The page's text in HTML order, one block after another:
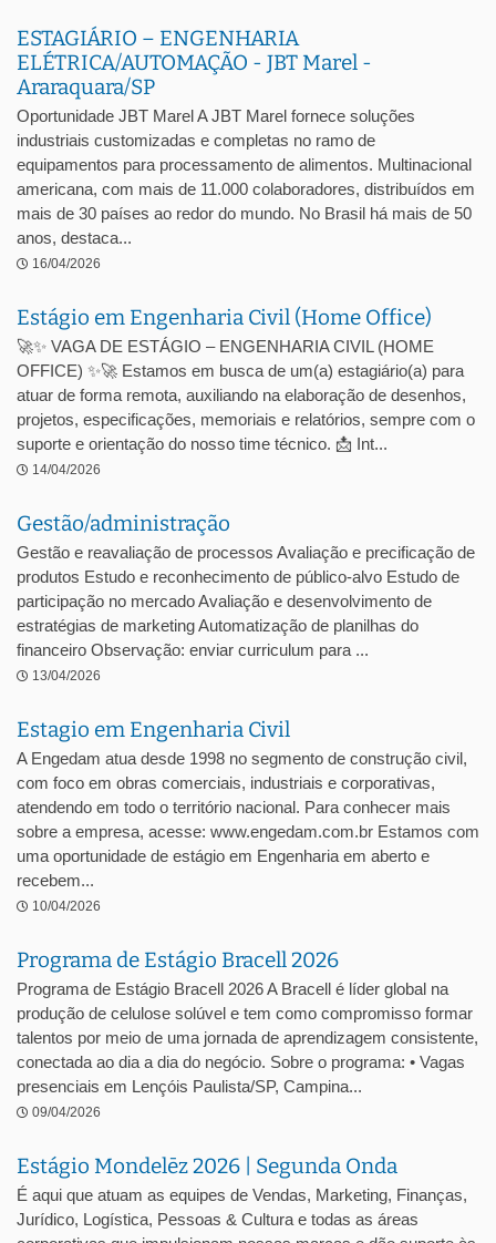
ESTAGIÁRIO – ENGENHARIA
ELÉTRICA/AUTOMAÇÃO - JBT Marel -
Araraquara/SP
Oportunidade JBT Marel A JBT Marel fornece soluções
industriais customizadas e completas no ramo de
equipamentos para processamento de alimentos. Multinacional
americana, com mais de 11.000 colaboradores, distribuídos em
mais de 30 países ao redor do mundo. No Brasil há mais de 50
anos, destaca...
16/04/2026
Estágio em Engenharia Civil (Home Office)
🚀✨ VAGA DE ESTÁGIO – ENGENHARIA CIVIL (HOME
OFFICE) ✨🚀 Estamos em busca de um(a) estagiário(a) para
atuar de forma remota, auxiliando na elaboração de desenhos,
projetos, especificações, memoriais e relatórios, sempre com o
suporte e orientação do nosso time técnico. 📩 Int...
14/04/2026
Gestão/administração
Gestão e reavaliação de processos Avaliação e precificação de
produtos Estudo e reconhecimento de público-alvo Estudo de
participação no mercado Avaliação e desenvolvimento de
estratégias de marketing Automatização de planilhas do
financeiro Observação: enviar curriculum para ...
13/04/2026
Estagio em Engenharia Civil
A Engedam atua desde 1998 no segmento de construção civil,
com foco em obras comerciais, industriais e corporativas,
atendendo em todo o território nacional. Para conhecer mais
sobre a empresa, acesse: www.engedam.com.br Estamos com
uma oportunidade de estágio em Engenharia em aberto e
recebem...
10/04/2026
Programa de Estágio Bracell 2026
Programa de Estágio Bracell 2026 A Bracell é líder global na
produção de celulose solúvel e tem como compromisso formar
talentos por meio de uma jornada de aprendizagem consistente,
conectada ao dia a dia do negócio. Sobre o programa: • Vagas
presenciais em Lençóis Paulista/SP, Campina...
09/04/2026
Estágio Mondelēz 2026 | Segunda Onda
É aqui que atuam as equipes de Vendas, Marketing, Finanças,
Jurídico, Logística, Pessoas & Cultura e todas as áreas